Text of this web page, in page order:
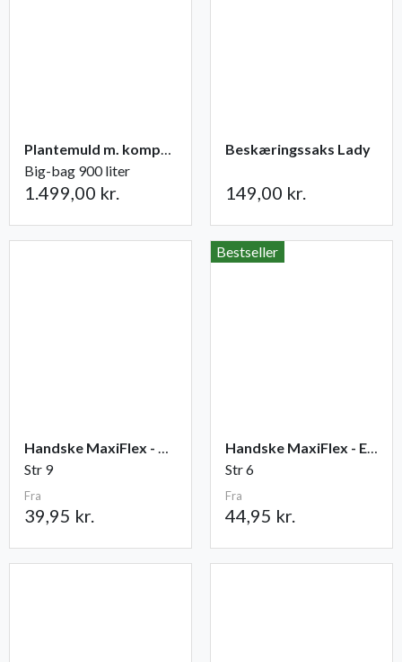
Plantemuld m. kompost fra Champost
Big-bag 900 liter
1.499,00 kr.
Beskæringssaks Lady
149,00 kr.
Handske MaxiFlex - Ultimate
Str 9
Fra
39,95 kr.
Bestseller
Handske MaxiFlex - Endurance
Str 6
Fra
44,95 kr.